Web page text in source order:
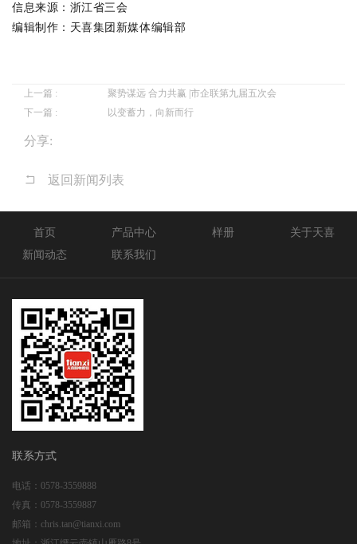
信息来源：浙江省三会
编辑制作：天喜集团新媒体编辑部
上一篇 :
聚势谋远 合力共赢 |市企联第九届五次会
下一篇 :
以变蓄力，向新而行
分享:
返回新闻列表
首页 产品中心 样册
关于天喜
新闻动态
联系我们
联系方式
电话： 0578-3559888
传真： 0578-3559887
邮箱： chris.tan@tianxi.com